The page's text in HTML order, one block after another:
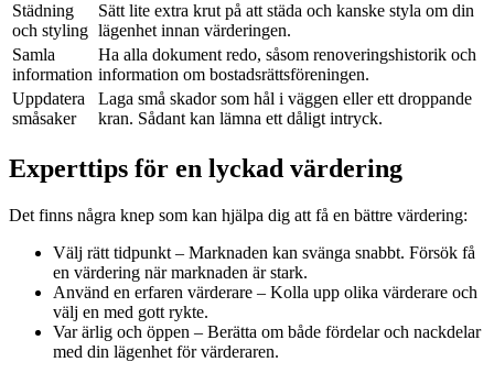
Städning
och styling
Sätt lite extra krut på att städa och kanske styla om din
lägenhet innan värderingen.
Samla
information
Ha alla dokument redo, såsom renoveringshistorik och
information om bostadsrättsföreningen.
Uppdatera
småsaker
Laga små skador som hål i väggen eller ett droppande
kran. Sådant kan lämna ett dåligt intryck.
Experttips för en lyckad värdering
Det finns några knep som kan hjälpa dig att få en bättre värdering:
Välj rätt tidpunkt – Marknaden kan svänga snabbt. Försök få
en värdering när marknaden är stark.
Använd en erfaren värderare – Kolla upp olika värderare och
välj en med gott rykte.
Var ärlig och öppen – Berätta om både fördelar och nackdelar
med din lägenhet för värderaren.